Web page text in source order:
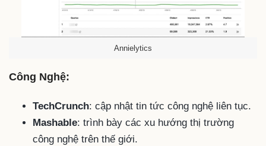
Annielytics
Công Nghệ:
TechCrunch: cập nhật tin tức công nghệ liên tục.
Mashable: trình bày các xu hướng thị trường
công nghệ trên thế giới.